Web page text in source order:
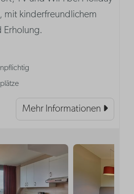
mit kinderfreundlichem
Erholung.
Mehr Informationen